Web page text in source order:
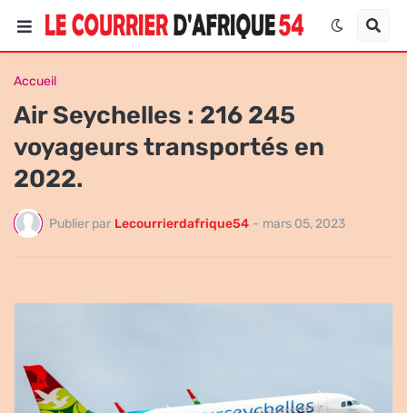
Accueil
Air Seychelles : 216 245
voyageurs transportés en
2022.
Publier par Lecourrierdafrique54 - mars 05, 2023